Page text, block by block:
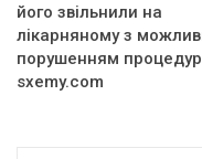
його звільнили на
лікарняному з
порушенням
sxemy.com